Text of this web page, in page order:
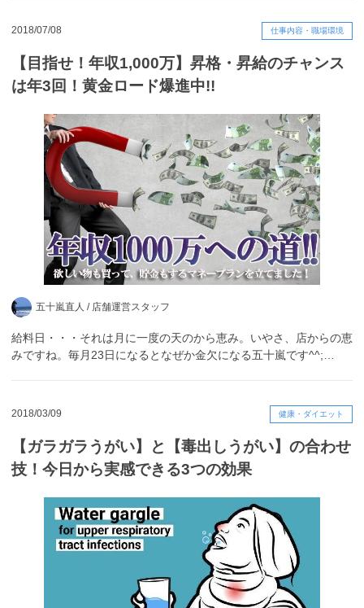
2018/07/08 仕事内容・職場環境
【目指せ！年収1,000万】昇格・昇給のチャンス
は年3回！黄金ロード爆進中!!
五十嵐直人 / 店舗運営スタッフ
給料日・・・それは月に一度の天のから恵み。いやさ、店からの恵
みですね。毎月23日になるとなぜか金欠になる五十嵐です^^;…
2018/03/09 健康・ダイエット
【ガラガラうがい】と【毒出しうがい】の合わせ
技！今日から実感できる3つの効果